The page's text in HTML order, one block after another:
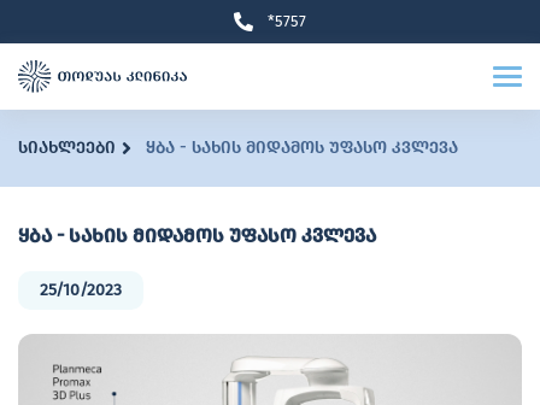
*5757
სიახლეები ყბა - სახის მიდამოს უფასო კვლევა
ყბა - სახის მიდამოს უფასო კვლევა
25/10/2023